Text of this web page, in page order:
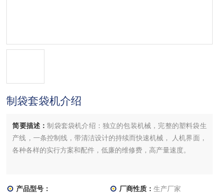
制袋套袋机介绍
简要描述：制袋套袋机介绍：独立的包装机械，完整的塑料袋生
产线，一条控制线，带清洁设计的持续而快速机械， 人机界面，
各种各样的实行方案和配件，低廉的维修费，高产量速度。
产品型号： 厂商性质： 生产厂家